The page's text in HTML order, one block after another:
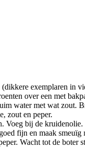
exemplaren
over een met
water met wat zout.
zout en peper.
Voeg bij de kruidenolie.
fijn en maak
Wacht tot de